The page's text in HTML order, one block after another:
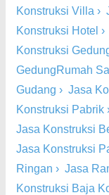
Konstruksi Villa ›
Konstruksi Hotel ›
Konstruksi
GedungRumah
Gudang › Jasa
Konstruksi Pabrik
Jasa Konstruksi
Jasa Konstruksi
Ringan › Jasa
Konstruksi Baja